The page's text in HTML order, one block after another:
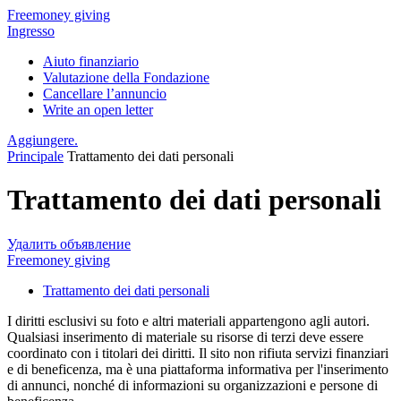
Freemoney giving
Ingresso
Aiuto finanziario
Valutazione della Fondazione
Cancellare l’annuncio
Write an open letter
Aggiungere.
Principale Trattamento dei dati personali
Trattamento dei dati personali
Удалить объявление
Freemoney giving
Trattamento dei dati personali
I diritti esclusivi su foto e altri materiali appartengono agli autori.
Qualsiasi inserimento di materiale su risorse di terzi deve essere
coordinato con i titolari dei diritti. Il sito non rifiuta servizi finanziari
e di beneficenza, ma è una piattaforma informativa per l'inserimento
di annunci, nonché di informazioni su organizzazioni e persone di